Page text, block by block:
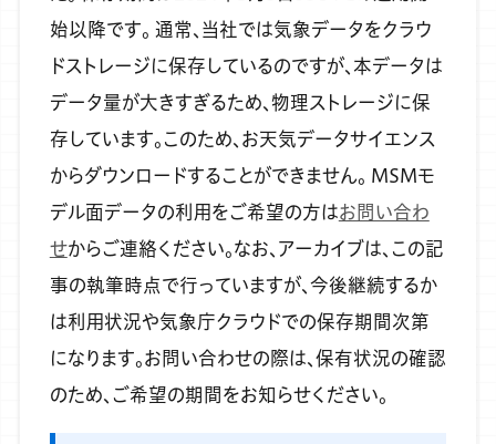
始以降です。 通常、当社では気象データをクラウ
ドストレージに保存しているのですが、本データは
データ量が大きすぎるため、物理ストレージに保
存しています。このため、お天気データサイエンス
からダウンロードすることができません。 MSMモ
デル面データの利用をご希望の方はお問い合わ
せからご連絡ください。なお、アーカイブは、この記
事の執筆時点で行っていますが、今後継続するか
は利用状況や気象庁クラウドでの保存期間次第
になります。お問い合わせの際は、保有状況の確認
のため、ご希望の期間をお知らせください。